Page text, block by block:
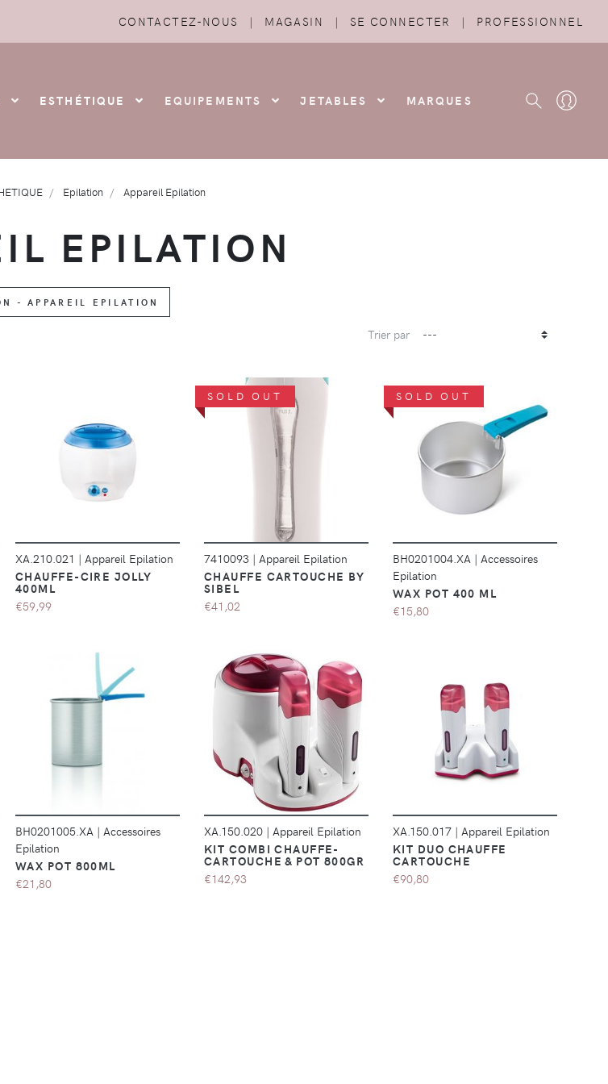
CONTACTEZ-NOUS | MAGASIN | SE CONNECTER | PROFESSIONNEL
ESTHÉTIQUE EQUIPEMENTS JETABLES MARQUES
Epilation Appareil Epilation
EPILATION
- APPAREIL EPILATION
Trier par
XA.210.021 | Appareil Epilation
CHAUFFE-CIRE JOLLY
400ML
€59,99
SOLD OUT
DÉTAILS
7410093 | Appareil Epilation
CHAUFFE CARTOUCHE BY
SIBEL
€41,02
SOLD OUT
DÉTAILS
BH0201004.XA | Accessoires
Epilation
WAX POT 400 ML
€15,80
BH0201005.XA | Accessoires
Epilation
WAX POT 800ML
€21,80
DÉTAILS
XA.150.020 | Appareil Epilation
KIT COMBI CHAUFFE-
CARTOUCHE & POT 800GR
€142,93
DÉTAILS
XA.150.017 | Appareil Epilation
KIT DUO CHAUFFE
CARTOUCHE
€90,80